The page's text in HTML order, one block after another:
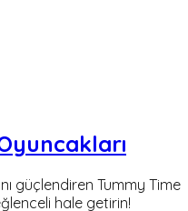
güçlendiren Tummy Time
hale getirin!